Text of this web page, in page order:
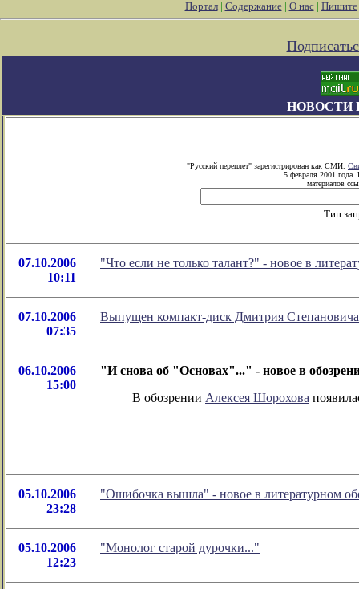
Портал| Содержание| О нас| Пишите
НОВОСТИ
"Русский переплет" зарегистрирован как СМИ.
5 февраля 2001 года.
материалов
Тип
07.10.2006
10:11
"Что если не только талант?" - новое в
07.10.2006
07:35
Выпущен компакт-диск Дмитрия
06.10.2006
15:00
"И снова об "Основах"..." - новое в
В обозрении Алексея Шорохова
05.10.2006
23:28
"Ошибочка вышла" - новое в литературном
05.10.2006
12:23
"Монолог старой дурочки..."